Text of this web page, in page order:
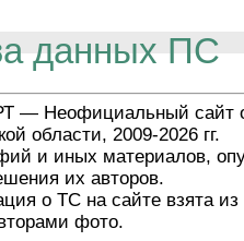
данных ПС
Неофициальный сайт
области, 2009-2026 гг.
и иных материалов,
их авторов.
о ТС на сайте взята из
фото.